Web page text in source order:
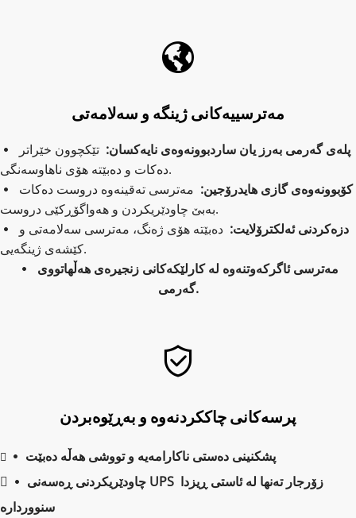
مەترسییەکانی ژینگە و سەلامەتی
 پلەی گەرمی بەرز یان ساردبوونەوەی نایەکسان:
دەکات و دەبێتە هۆی ناهاوسەنگی.
 کۆبوونەوەی گازی هایدرۆجین:
بەبێ چاودێریکردن و هەواگۆڕکێی دروست.
 دزەکردنی ئەلکترۆلایت:
کێشەی ژینگەیی.

گەرمی.
پرسەکانی چاککردنەوە و بەڕێوەبردن
  پشکنینی دەستی ناکارامەیە و تووشی هەڵە دەبێت

 چاودێریکردنی ڕەسەنی UPS زۆرجار تەنها لە ئاستی ڕیزدا
سنووردارە